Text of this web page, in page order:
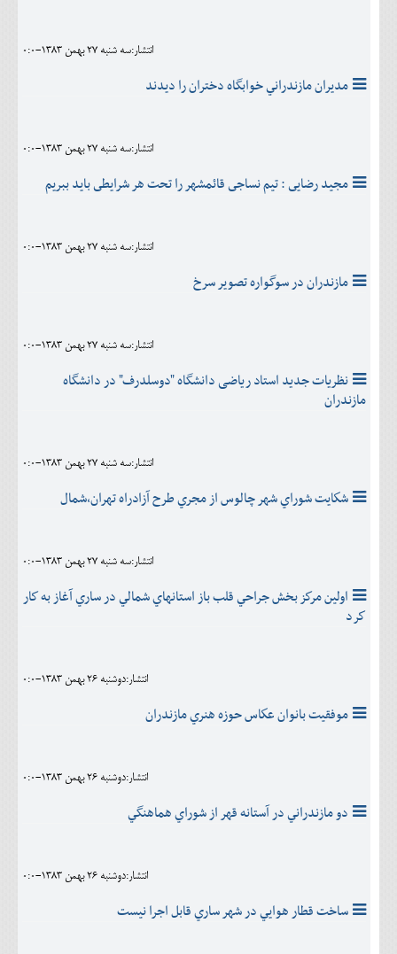
انتشار:سه شنبه 27 بهمن 1383-0:0
مديران مازندراني خوابگاه دختران را ديدند
انتشار:سه شنبه 27 بهمن 1383-0:0
مجيد رضايى : تيم نساجى قائمشهر را تحت هر شرايطى بايد ببريم
انتشار:سه شنبه 27 بهمن 1383-0:0
مازندران در سوگواره تصوير سرخ
انتشار:سه شنبه 27 بهمن 1383-0:0
نظریات جدید استاد ریاضی دانشگاه "دوسلدرف" در دانشگاه
مازندران
انتشار:سه شنبه 27 بهمن 1383-0:0
شكايت شوراي شهر چالوس از مجري طرح آزادراه تهران،شمال
انتشار:سه شنبه 27 بهمن 1383-0:0
اولين مركز بخش جراحي قلب باز استانهاي شمالي در ساري آغاز به كار
كرد
انتشار:دوشنبه 26 بهمن 1383-0:0
موفقيت بانوان عكاس حوزه هنري مازندران
انتشار:دوشنبه 26 بهمن 1383-0:0
دو مازندراني در آستانه قهر از شوراي هماهنگي
انتشار:دوشنبه 26 بهمن 1383-0:0
ساخت قطار هوايي در شهر ساري قابل اجرا نيست